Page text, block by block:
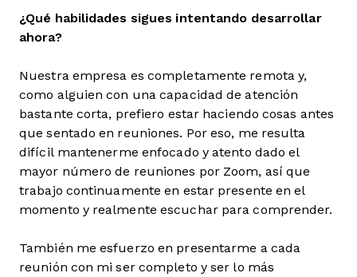
¿Qué habilidades sigues intentando desarrollar
ahora?
Nuestra empresa es completamente remota y,
como alguien con una capacidad de atención
bastante corta, prefiero estar haciendo cosas antes
que sentado en reuniones. Por eso, me resulta
difícil mantenerme enfocado y atento dado el
mayor número de reuniones por Zoom, así que
trabajo continuamente en estar presente en el
momento y realmente escuchar para comprender.
También me esfuerzo en presentarme a cada
reunión con mi ser completo y ser lo más